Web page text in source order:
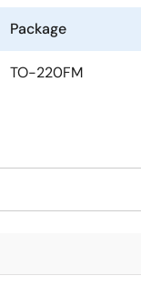
Package
TO-220FM